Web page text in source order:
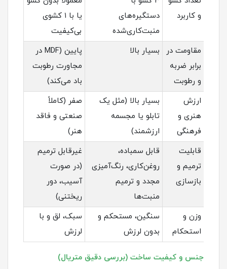
و کاربرد
دستگیره‌های
منبت‌کاری‌شده
یا با ۱ کشوی
بی‌کیفیت
مقاومت در
برابر ضربه
و رطوبت
بسیار بالا
پایین (MDF در
مجاورت رطوبت
باد می‌کند)
ارزش
هنری و
فرهنگی
بسیار بالا (مثل یک
تابلو یا مجسمه
ارزشمند)
صفر (کاملاً
صنعتی و فاقد
هنر)
قابلیت
ترمیم و
بازسازی
قابل سمباده،
روغن‌کاری، رنگ‌آمیزی
مجدد و ترمیم
منبت‌ها
غیرقابل ترمیم
(در صورت
آسیب، دور
ریختنی)
وزن و
استحکام
سنگین، مستحکم و
بدون لرزش
سبک، لق و با
لرزش
جنس و کیفیت ساخت (بررسی دقیق متریال)